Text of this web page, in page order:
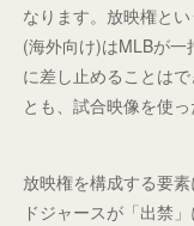
なります。放映権と
(海外向け)はMLBが
に差し止めることは
とも、試合映像を使
放映権を構成する要
ドジャースが「出禁